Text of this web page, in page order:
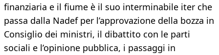
finanziaria e il fiume è il suo interminabile iter che
passa dalla Nadef per l’approvazione della bozza in
Consiglio dei ministri, il dibattito con le parti
sociali e l’opinione pubblica, i passaggi in